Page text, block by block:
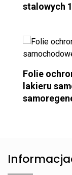
stalowych
Folie
lakieru